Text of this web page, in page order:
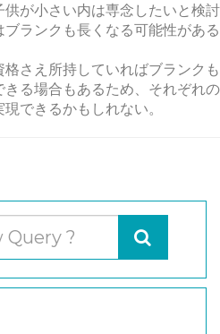
が小さい内は専念したいと検討
ランクも長くなる可能性がある
さえ所持していればブランクも
る場合もあるため、それぞれの
できるかもしれない。